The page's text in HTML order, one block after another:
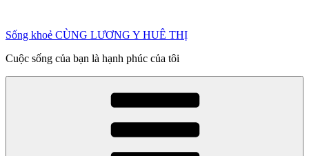
phần
dung
Sống khoẻ CÙNG LƯƠNG Y HUÊ THỊ
Cuộc sống của bạn là hạnh phúc của tôi